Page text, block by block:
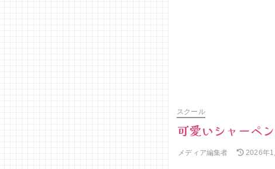
スクール
可愛いシャーペ
メディア編集者 2026年1